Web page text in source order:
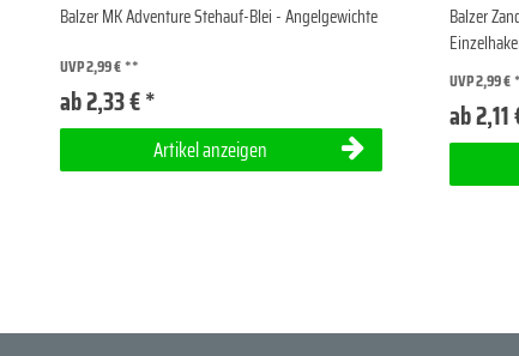
Balzer MK Adventure Stehauf-Blei - Angelgewichte
UVP 2,99 €
ab 2,33 € *
Artikel anzeigen
Balzer
UVP 2,99 €
ab 2,11